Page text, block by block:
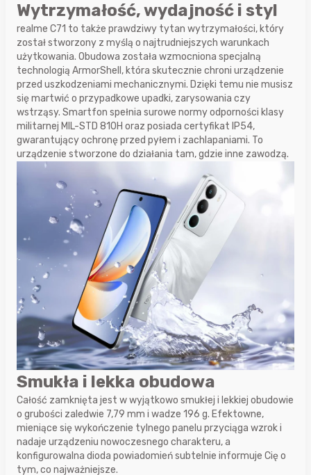
Wytrzymałość, wydajność i styl
realme C71 to także prawdziwy tytan wytrzymałości, który
został stworzony z myślą o najtrudniejszych warunkach
użytkowania. Obudowa została wzmocniona specjalną
technologią ArmorShell, która skutecznie chroni urządzenie
przed uszkodzeniami mechanicznymi. Dzięki temu nie musisz
się martwić o przypadkowe upadki, zarysowania czy
wstrząsy. Smartfon spełnia surowe normy odporności klasy
militarnej MIL-STD 810H oraz posiada certyfikat IP54,
gwarantujący ochronę przed pyłem i zachlapaniami. To
urządzenie stworzone do działania tam, gdzie inne zawodzą.
Smukła i lekka obudowa
Całość zamknięta jest w wyjątkowo smukłej i lekkiej obudowie
o grubości zaledwie 7,79 mm i wadze 196 g. Efektowne,
mieniące się wykończenie tylnego panelu przyciąga wzrok i
nadaje urządzeniu nowoczesnego charakteru, a
konfigurowalna dioda powiadomień subtelnie informuje Cię o
tym, co najważniejsze.